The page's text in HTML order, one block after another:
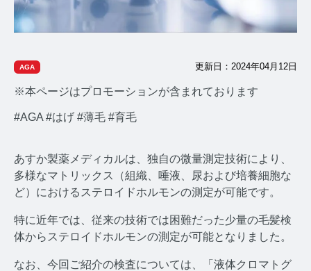
みんなのホルモン研究所 TOP
メディアコンセプト
AGA
AGAコラム TOP
AGA 更新日：2024年04月12日
※本ページはプロモーションが含まれております
#AGA #はげ #薄毛 #育毛
あすか製薬メディカルは、独自の微量測定技術により、
多様なマトリックス（組織、唾液、尿および培養細胞な
ど）におけるステロイドホルモンの測定が可能です。
特に近年では、従来の技術では困難だった少量の毛髪検
体からステロイドホルモンの測定が可能となりました。
なお、今回ご紹介の検査については、「液体クロマトグ